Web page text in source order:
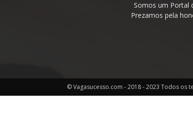
Somos um Portal
Prezamos pela
© Vagasucesso.com - 2018 - 2023 Todos